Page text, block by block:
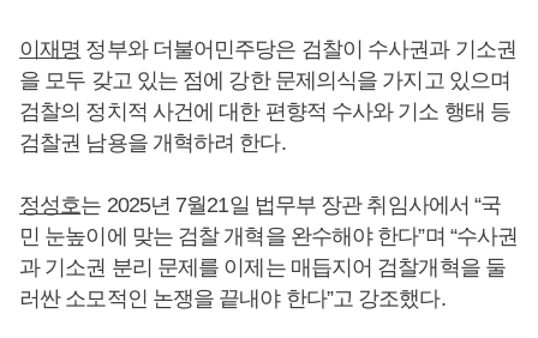
이재명 정부와 더불어민주당은 검찰이 수사권과 기소권
을 모두 갖고 있는 점에 강한 문제의식을 가지고 있으며
검찰의 정치적 사건에 대한 편향적 수사와 기소 행태 등
검찰권 남용을 개혁하려 한다.
정성호는 2025년 7월21일 법무부 장관 취임사에서 “국
민 눈높이에 맞는 검찰 개혁을 완수해야 한다”며 “수사권
과 기소권 분리 문제를 이제는 매듭지어 검찰개혁을 둘
러싼 소모적인 논쟁을 끝내야 한다”고 강조했다.